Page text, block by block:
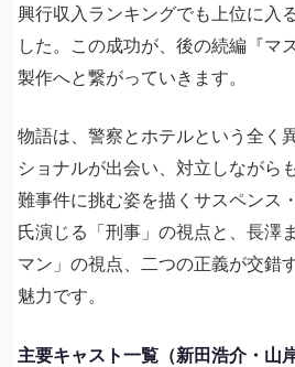
興行収入ランキングでも上位に入
した。この成功が、後の続編『マ
製作へと繋がっていきます。
物語は、警察とホテルという全く
ショナルが出会い、対立しながら
難事件に挑む姿を描くサスペンス
氏演じる「刑事」の視点と、長澤
マン」の視点、二つの正義が交錯
魅力です。
主要キャスト一覧（新田浩介・山